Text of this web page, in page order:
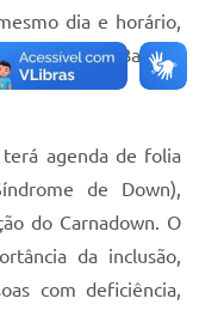
dia e horário,
Banda da Baxaria
terá agenda de folia
de Down),
do Carnadown. O
da inclusão,
com deficiência,